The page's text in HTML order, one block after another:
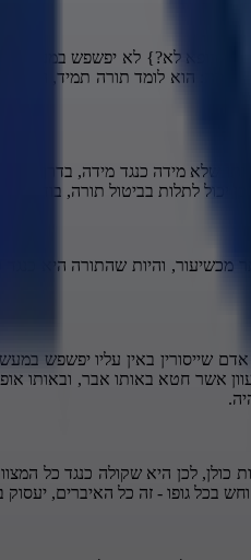
לרופא לא?} לא יפשפש
הוא לומד תורה תמיד, הוא
שלא מידה כנגד מידה, בדרך
יכול לתלות בביטול תורה, בודאי
והיות שהתורה היא
שייסורין באין עליו יפשפש
חטא באותו אבר, ובאותו אופן
לכן היא שקולה כנגד כל
בכל גופו - זה כל האיברים,